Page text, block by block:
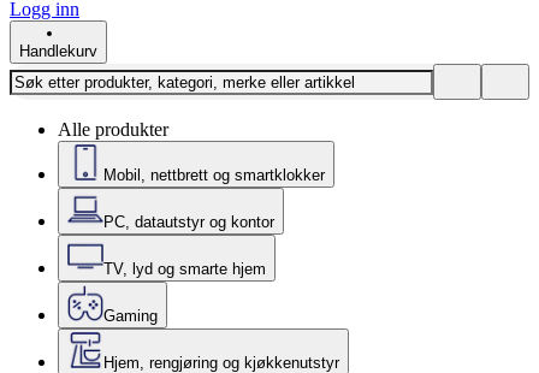
Logg inn
Handlekurv
Alle produkter
Mobil, nettbrett og smartklokker
PC, datautstyr og kontor
TV, lyd og smarte hjem
Gaming
Hjem, rengjøring og kjøkkenutstyr